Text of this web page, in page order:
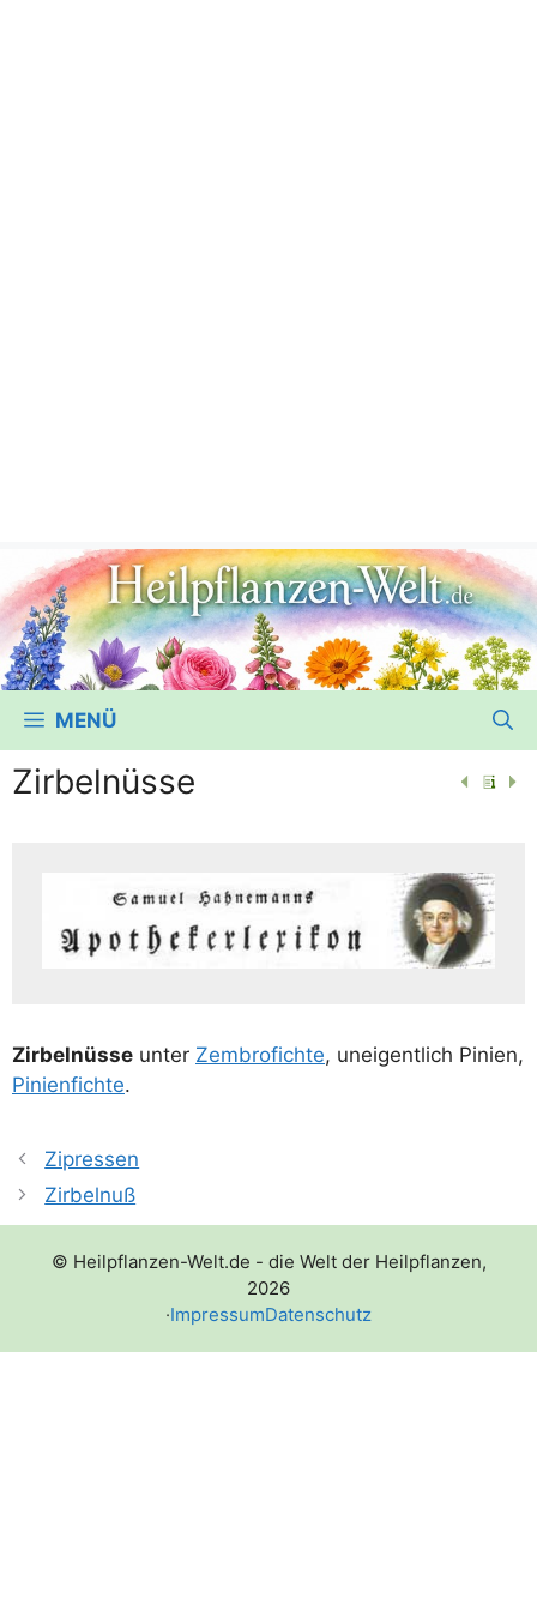
MENÜ
Zirbelnüsse
Zir­bel­nüs­se unter Zem­bro­fich­te, unei­gent­lich Pini­en,
Pini­en­fich­te.
Zipressen
Zirbelnuß
© Heilpflanzen-Welt.de - die Welt der Heilpflanzen,
2026
·ImpressumDatenschutz